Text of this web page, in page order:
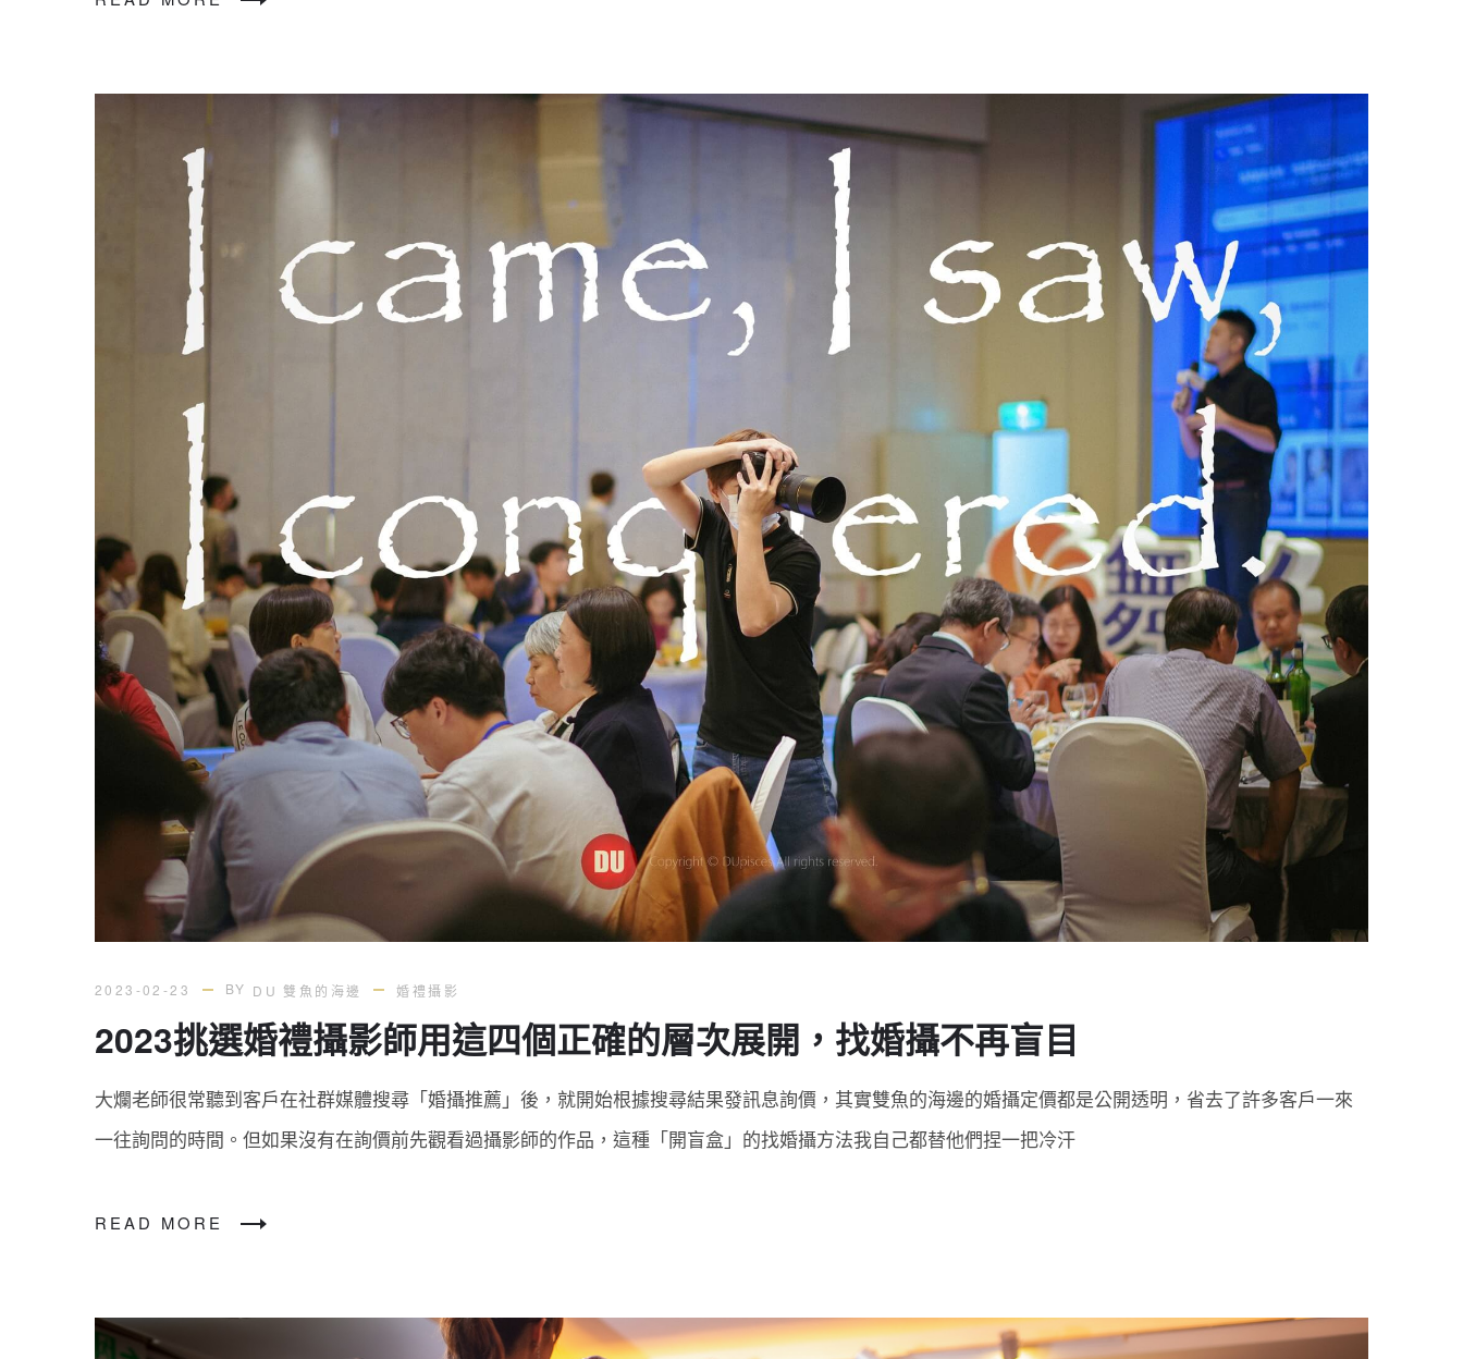
2023-02-23 BY DU 雙魚的海邊 婚禮攝影
2023挑選婚禮攝影師用這四個正確的層次展開，找婚攝不再盲目
大爛老師很常聽到客戶在社群媒體搜尋「婚攝推薦」後，就開始根據搜尋結果發訊息詢價，其實雙魚的海邊的婚攝定價都是公開透明，省去了許多客戶一來
一往詢問的時間。但如果沒有在詢價前先觀看過攝影師的作品，這種「開盲盒」的找婚攝方法我自己都替他們捏一把冷汗
READ MORE